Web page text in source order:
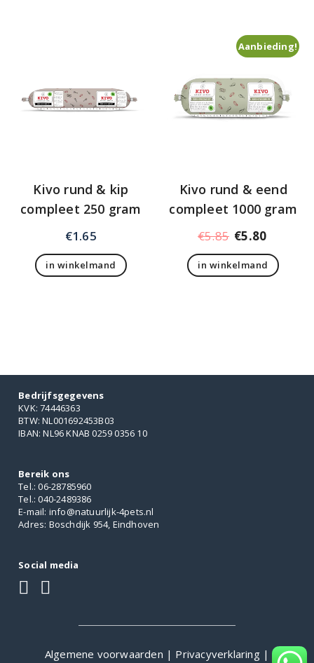
Kivo rund & kip
compleet 250 gram
€1.65
in winkelmand
Aanbieding!
Kivo rund & eend
compleet 1000 gram
€5.85
prijs
was:
€5.80
prijs
is:
in winkelmand
Bedrijfsgegevens
KVK: 74446363
BTW: NL001692453B03
IBAN: NL96 KNAB 0259 0356 10
Bereik ons
Tel.: 06-28785960
Tel.: 040-2489386
E-mail: info@natuurlijk-4pets.nl
Adres: Boschdijk 954, Eindhoven
Social media
Algemene voorwaarden | Privacyverklaring |